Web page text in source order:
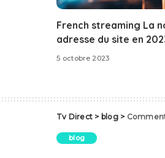
French streaming La
adresse du site en
5 octobre 2023
Tv Direct > blog>
blog